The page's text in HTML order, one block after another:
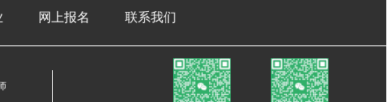
网上报名 联系我们